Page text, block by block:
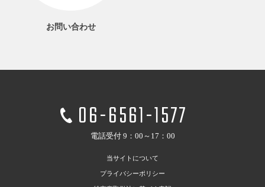
お問い合わせ
06-6561-1577
電話受付 9：00～17：00
当サイトについて
プライバシーポリシー